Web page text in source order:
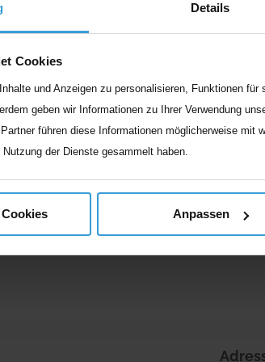
Details
Cookies
und Anzeigen zu personalisieren, Funktionen
geben wir Informationen zu Ihrer Verwendung
führen diese Informationen möglicherweise mit
der Dienste gesammelt haben.
Anpassen
Einsamkeit
Betroffene tun
Mit dem Leben im
Gewohnheiten fehlen,
Weiterlesen